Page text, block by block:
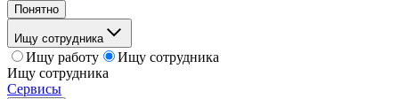
Понятно
Ищу сотрудника
Ищу работу
Ищу сотрудника
Ищу сотрудника
Сервисы